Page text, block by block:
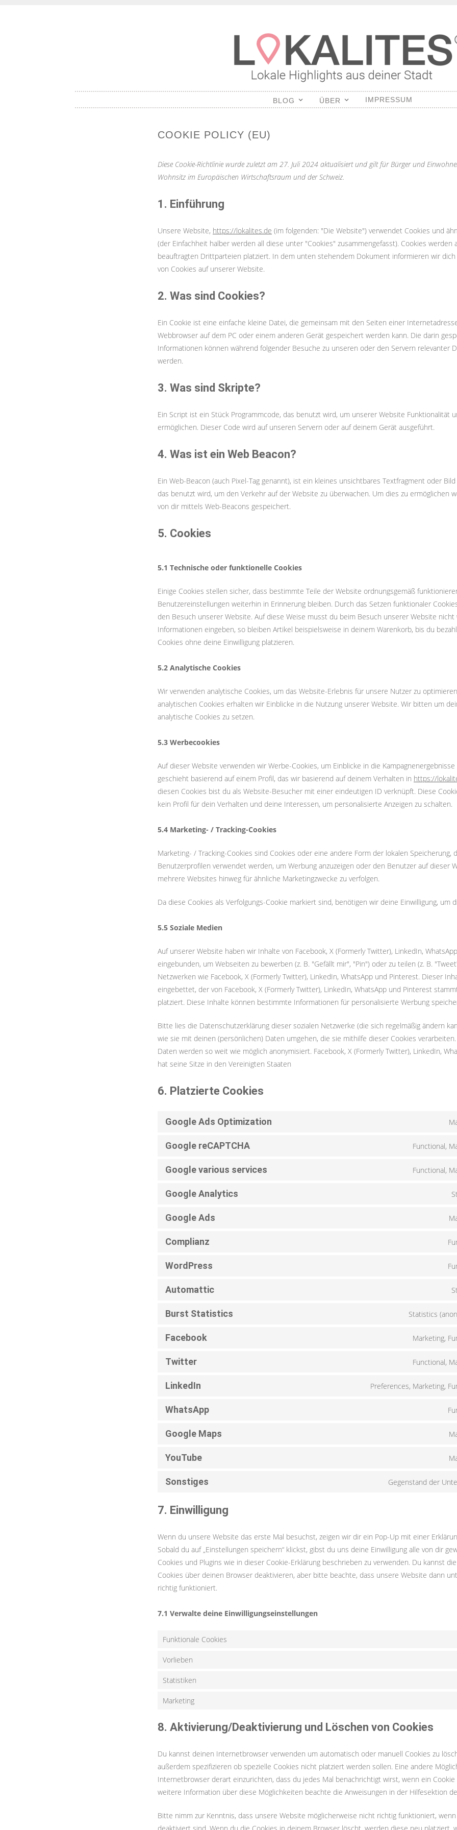
LOKALITES
TO
BLOG ÜBER IMPRESSUM
COOKIE POLICY (EU)
Diese Cookie-Richtlinie wurde zuletzt am 27. Juli 2024 aktualisiert und gilt für Bürger und
Wohnsitz im Europäischen Wirtschaftsraum und der Schweiz.
1. Einführung
Unsere Website, https://lokalites.de (im folgenden: "Die Website") verwendet Cookies und
(der Einfachheit halber werden all diese unter "Cookies" zusammengefasst). Cookies werden
beauftragten Drittparteien platziert. In dem unten stehendem Dokument informieren wir
von Cookies auf unserer Website.
2. Was sind Cookies?
Ein Cookie ist eine einfache kleine Datei, die gemeinsam mit den Seiten einer
Webbrowser auf dem PC oder einem anderen Gerät gespeichert werden kann. Die darin
Informationen können während folgender Besuche zu unseren oder den Servern relevanter
werden.
3. Was sind Skripte?
Ein Script ist ein Stück Programmcode, das benutzt wird, um unserer Website Funktionalität
ermöglichen. Dieser Code wird auf unseren Servern oder auf deinem Gerät ausgeführt.
4. Was ist ein Web Beacon?
Ein Web-Beacon (auch Pixel-Tag genannt), ist ein kleines unsichtbares Textfragment oder
das benutzt wird, um den Verkehr auf der Website zu überwachen. Um dies zu ermöglichen
von dir mittels Web-Beacons gespeichert.
5. Cookies
5.1 Technische oder funktionelle Cookies
Einige Cookies stellen sicher, dass bestimmte Teile der Website ordnungsgemäß
Benutzereinstellungen weiterhin in Erinnerung bleiben. Durch das Setzen funktionaler
den Besuch unserer Website. Auf diese Weise musst du beim Besuch unserer Website
Informationen eingeben, so bleiben Artikel beispielsweise in deinem Warenkorb, bis du
Cookies ohne deine Einwilligung platzieren.
5.2 Analytische Cookies
Wir verwenden analytische Cookies, um das Website-Erlebnis für unsere Nutzer zu
analytischen Cookies erhalten wir Einblicke in die Nutzung unserer Website. Wir bitten um
analytische Cookies zu setzen.
5.3 Werbecookies
Auf dieser Website verwenden wir Werbe-Cookies, um Einblicke in die
geschieht basierend auf einem Profil, das wir basierend auf deinem Verhalten in https://
diesen Cookies bist du als Website-Besucher mit einer eindeutigen ID verknüpft. Diese
kein Profil für dein Verhalten und deine Interessen, um personalisierte Anzeigen zu schalten.
5.4 Marketing- / Tracking-Cookies
Marketing- / Tracking-Cookies sind Cookies oder eine andere Form der lokalen Speicherung,
Benutzerprofilen verwendet werden, um Werbung anzuzeigen oder den Benutzer auf dieser
mehrere Websites hinweg für ähnliche Marketingzwecke zu verfolgen.
Da diese Cookies als Verfolgungs-Cookie markiert sind, benötigen wir deine Einwilligung, um
5.5 Soziale Medien
Auf unserer Website haben wir Inhalte von Facebook, X (Formerly Twitter), LinkedIn,
eingebunden, um Webseiten zu bewerben (z. B. "Gefällt mir", "Pin") oder zu teilen (z. B.
Netzwerken wie Facebook, X (Formerly Twitter), LinkedIn, WhatsApp und Pinterest. Dieser
eingebettet, der von Facebook, X (Formerly Twitter), LinkedIn, WhatsApp und Pinterest
platziert. Diese Inhalte können bestimmte Informationen für personalisierte Werbung
Bitte lies die Datenschutzerklärung dieser sozialen Netzwerke (die sich regelmäßig ändern
wie sie mit deinen (persönlichen) Daten umgehen, die sie mithilfe dieser Cookies
Daten werden so weit wie möglich anonymisiert. Facebook, X (Formerly Twitter), LinkedIn,
hat seine Sitze in den Vereinigten Staaten
6. Platzierte Cookies
Google Ads Optimization
Google reCAPTCHA Functional,
Google various services Functional,
Google Analytics
Google Ads
Complianz
WordPress
Automattic
Burst Statistics Statistics
Facebook Marketing,
Twitter Functional,
LinkedIn Preferences, Marketing,
WhatsApp
Google Maps
YouTube
Sonstiges Gegenstand der
7. Einwilligung
Wenn du unsere Website das erste Mal besuchst, zeigen wir dir ein Pop-Up mit einer
Sobald du auf „Einstellungen speichern“ klickst, gibst du uns deine Einwilligung alle von dir
Cookies und Plugins wie in dieser Cookie-Erklärung beschrieben zu verwenden. Du kannst
Cookies über deinen Browser deaktivieren, aber bitte beachte, dass unsere Website dann
richtig funktioniert.
7.1 Verwalte deine Einwilligungseinstellungen
Funktionale Cookies
Vorlieben
Statistiken
Marketing
8. Aktivierung/Deaktivierung und Löschen von Cookies
Du kannst deinen Internetbrowser verwenden um automatisch oder manuell Cookies zu
außerdem spezifizieren ob spezielle Cookies nicht platziert werden sollen. Eine andere
Internetbrowser derart einzurichten, dass du jedes Mal benachrichtigt wirst, wenn ein Cookie
weitere Information über diese Möglichkeiten beachte die Anweisungen in der Hilfesektion
Bitte nimm zur Kenntnis, dass unsere Website möglicherweise nicht richtig funktioniert, wenn